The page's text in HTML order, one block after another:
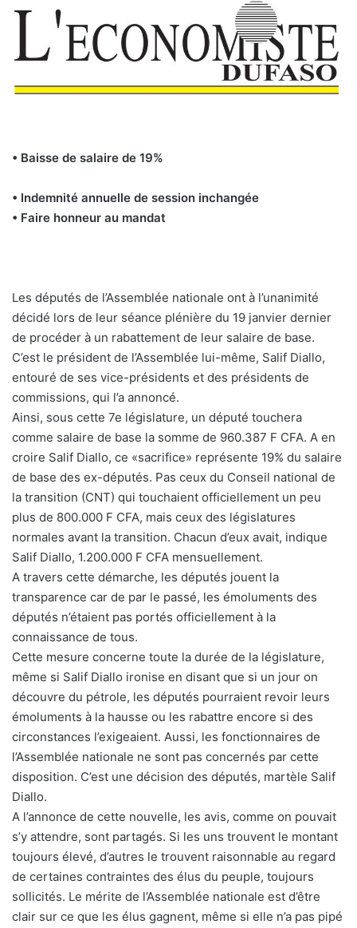
• Baisse de salaire de 19%
• Indemnité annuelle de session inchangée
• Faire honneur au mandat
Les députés de l’Assemblée nationale ont à l’unanimité
décidé lors de leur séance plénière du 19 janvier dernier
de procéder à un rabattement de leur salaire de base.
C’est le président de l’Assemblée lui-même, Salif Diallo,
entouré de ses vice-présidents et des présidents de
commissions, qui l’a annoncé.
Ainsi, sous cette 7e législature, un député touchera
comme salaire de base la somme de 960.387 F CFA. A en
croire Salif Diallo, ce «sacrifice» représente 19% du salaire
de base des ex-députés. Pas ceux du Conseil national de
la transition (CNT) qui touchaient officiellement un peu
plus de 800.000 F CFA, mais ceux des législatures
normales avant la transition. Chacun d’eux avait, indique
Salif Diallo, 1.200.000 F CFA mensuellement.
A travers cette démarche, les députés jouent la
transparence car de par le passé, les émoluments des
députés n’étaient pas portés officiellement à la
connaissance de tous.
Cette mesure concerne toute la durée de la législature,
même si Salif Diallo ironise en disant que si un jour on
découvre du pétrole, les députés pourraient revoir leurs
émoluments à la hausse ou les rabattre encore si des
circonstances l’exigeaient. Aussi, les fonctionnaires de
l’Assemblée nationale ne sont pas concernés par cette
disposition. C’est une décision des députés, martèle Salif
Diallo.
A l’annonce de cette nouvelle, les avis, comme on pouvait
s’y attendre, sont partagés. Si les uns trouvent le montant
toujours élevé, d’autres le trouvent raisonnable au regard
de certaines contraintes des élus du peuple, toujours
sollicités. Le mérite de l’Assemblée nationale est d’être
clair sur ce que les élus gagnent, même si elle n’a pas pipé